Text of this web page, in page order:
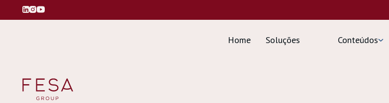
Home Soluções Conteúdos